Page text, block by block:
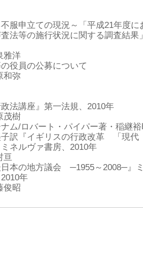
服申立ての現況～「平成21年度に
法等の施行状況に関する調査結果
洋
役員の公募について
弥
法講座』第一法規、2010年
樹
ム/ロバート・パイパー著・稲継
子訳『イギリスの行政改革 「現代
ネルヴァ書房、2010年
日本の地方議会 ─1955～2008─』
年
昭